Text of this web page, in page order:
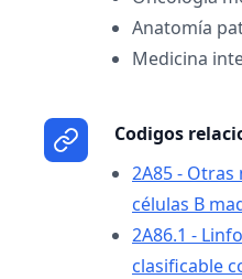
Anatomía
Medicina
Codigos
2A85 -
células B
2A86.1 -
clasificable